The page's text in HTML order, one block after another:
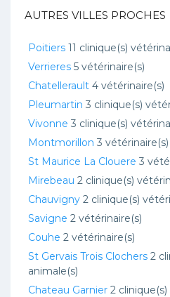
AUTRES VILLES PROCHES
Poitiers 11 clinique(s)
Verrieres 5 vétérinaire(s)
Chatellerault 4 vétérinaire(s)
Pleumartin 3 clinique(s)
Vivonne 3 clinique(s)
Montmorillon 3 vétérinaire(s)
St Maurice La Clouere 3
Mirebeau 2 clinique(s)
Chauvigny 2 clinique(s)
Savigne 2 vétérinaire(s)
Couhe 2 vétérinaire(s)
St Gervais Trois Clochers 2
animale(s)
Chateau Garnier 2